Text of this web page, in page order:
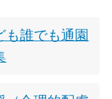
も誰でも通園